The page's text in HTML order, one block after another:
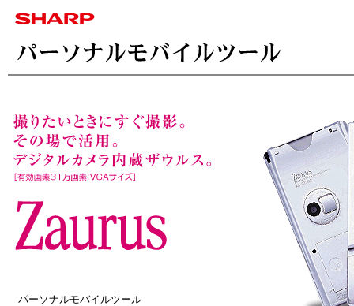
パーソナルモバイルツール